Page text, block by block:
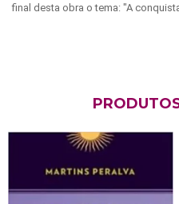
final desta obra o tema: "A